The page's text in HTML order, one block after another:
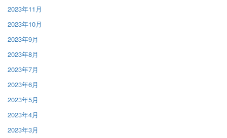
2023年11月
2023年10月
2023年9月
2023年8月
2023年7月
2023年6月
2023年5月
2023年4月
2023年3月